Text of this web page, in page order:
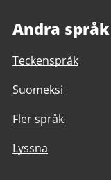
Andra språk
Teckenspråk
Suomeksi
Fler språk
Lyssna